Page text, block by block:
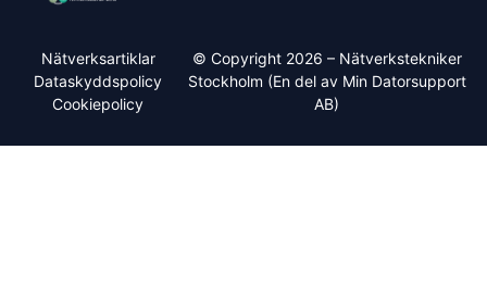
© Copyright 2026 – Nätverkstekniker
Stockholm (En del av Min Datorsupport
AB)
Nätverksartiklar
Dataskyddspolicy
Cookiepolicy